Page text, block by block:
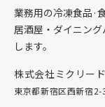
業務用の冷凍食品·
居酒屋・ダイニン
します。
株式会社ミクリード
東京都新宿区西新宿